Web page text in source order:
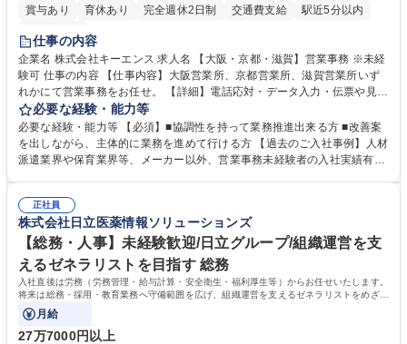
賞与あり 育休あり 完全週休2日制 交通費支給
駅近5分以内
土日祝休み
仕事の内容
企業名 株式会社キーエンス 求人名 【大阪・京都・滋賀】営業事務 ※未経
験可 仕事の内容 【仕事内容】大阪営業所、京都営業所、滋賀営業所いず
れかにて営業事務をお任せ。 【詳細】電話応対・データ入力・伝票や見積
の作成・カタログ送付・来客対応・営業所内で発生する事務業務や業務改
善をお任せ。 【教育制度】ご入社後、育成担当とペアになりながらOJTに
て業務を覚えていただくことが可能です。業務システムがきちんと構築さ
れているため、スムーズに仕事に慣れることができる環境です。また、
募集職種 【大阪・京都・滋賀】営業事務 ※未経験可
必要な経験・能力等
必要な経験・能力等 【必須】■協調性を持って業務推進出来る方 ■改善案
を出しながら、主体的に業務を進めて行ける方 【過去のご入社事例】人材
派遣業界や保育業界等、メーカー以外、営業事務未経験者の入社実績有
えて、お客様や社員の状況に合わせ、能動的なサポート、改善の動きも期
待され。組織を支えるスペシャリストとして、チームに貢献し、結果的に
社員から頼られる存在になることができます。平均19:30の退勤以降の業
務の持ち帰りも禁止されており、メリハリのある働き方となります。 学
歴・資格 学歴：大学院 大学 高専 短大 語学力： 資格：
正社員
株式会社日立医薬情報ソリューションズ
【総務・人事】未経験歓迎/日立グループ/組織運営を支
えるゼネラリストを目指す 総務
入社直後は労務（労務管理・給与計算・安全衛生・福利厚生等）からお任せいたします。
将来は総務・採用・教育業務へ守備範囲を広げ、組織運営を支えるゼネラリストをめざせ
ます。
月給
27万7000円以上